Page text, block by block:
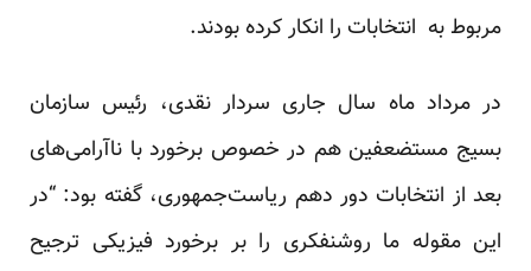
مربوط به انتخابات را انکار کرده بودند.
در مرداد ماه سال جاری سردار نقدی، رئیس سازمان
بسیج مستضعفین هم در خصوص برخورد با ناآرامی‌های
بعد از انتخابات دور دهم ریاست‌جمهوری، گفته بود: “در
این مقوله ما روشنفکری را بر برخورد فیزیکی ترجیح